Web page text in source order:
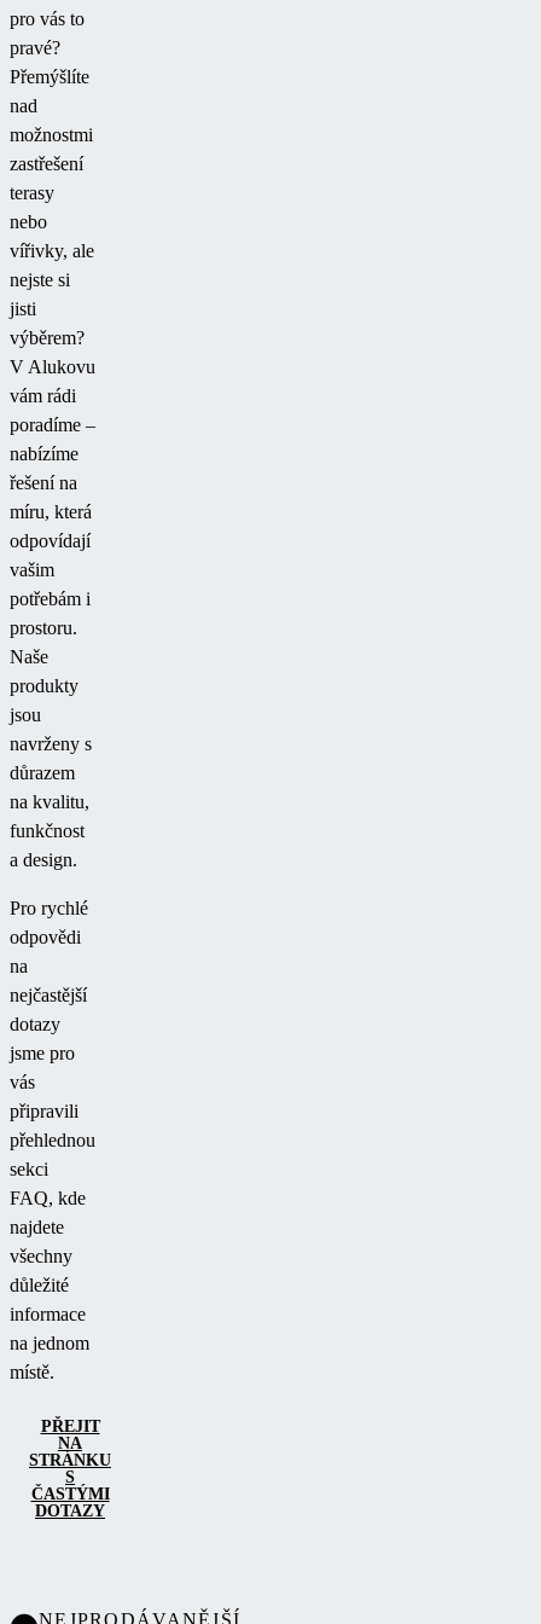
pro vás to
pravé?
Přemýšlíte
nad
možnostmi
zastřešení
terasy
nebo
vířivky, ale
nejste si
jisti
výběrem?
V Alukovu
vám rádi
poradíme –
nabízíme
řešení na
míru, která
odpovídají
vašim
potřebám i
prostoru.
Naše
produkty
jsou
navrženy s
důrazem
na kvalitu,
funkčnost
a design.
Pro rychlé
odpovědi
na
nejčastější
dotazy
jsme pro
vás
připravili
přehlednou
sekci
FAQ, kde
najdete
všechny
důležité
informace
na jednom
místě.
PŘEJIT
NA
STRÁNKU
S
ČASTÝMI
DOTAZY
NEJPRODÁVANĚJŠÍ